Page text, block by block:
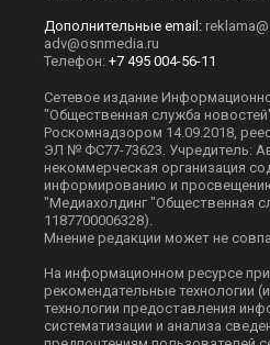
Дополнительные email:
adv@osnmedia.ru
Телефон: +7 495 004-56-11
Сетевое издание
"Общественная служба
Роскомнадзором 14.09.2018,
ЭЛ № ФС77-73623. Учредитель:
некоммерческая организация
информированию и
"Медиахолдинг "Общественная
1187700006328).
Мнение редакции может не
На информационном ресурсе
рекомендательные технологии
технологии предоставления
систематизации и анализа